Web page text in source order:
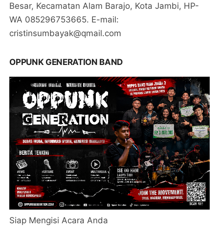
Besar, Kecamatan Alam Barajo, Kota Jambi, HP-
WA 085296753665. E-mail:
cristinsumbayak@qmail.com
OPPUNK GENERATION BAND
Siap Mengisi Acara Anda